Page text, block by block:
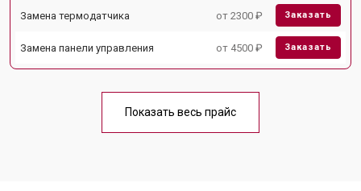
Замена термодатчика от 2300 ₽ Заказать
Замена панели управления от 4500 ₽ Заказать
Показать весь прайс